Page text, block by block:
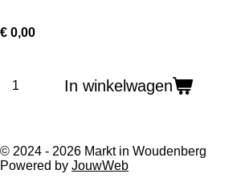
€ 0,00
In winkelwagen
© 2024 - 2026 Markt in Woudenberg
Powered by JouwWeb